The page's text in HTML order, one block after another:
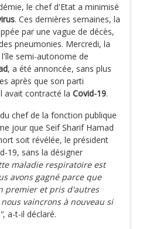
le chef d'Etat a minimisé
. Ces dernières semaines, la
par une vague de décès,
pneumonies. Mercredi, la
semi-autonome de
, a été annoncée, sans plus
après que son parti
avait contracté la Covid-19.
chef de la fonction publique
jour que Seif Sharif Hamad
soit révélée, le président
19, sans la désigner
maladie respiratoire est
avons gagné parce que
premier et pris d'autres
vaincrons à nouveau si
, a-t-il déclaré.